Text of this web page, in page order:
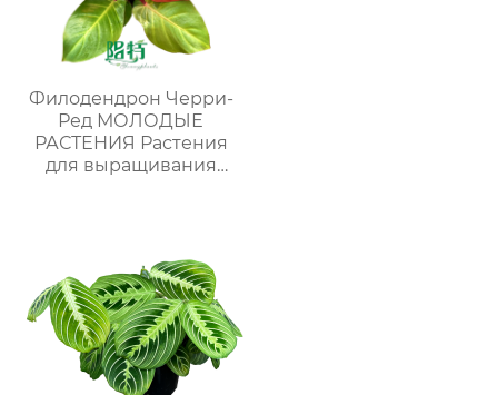
Филодендрон Черри-
Ред МОЛОДЫЕ
РАСТЕНИЯ Растения
для выращивания